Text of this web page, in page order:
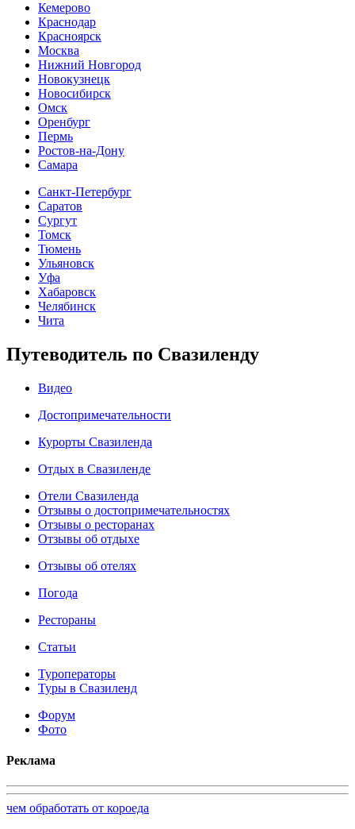
Кемерово
Краснодар
Красноярск
Москва
Нижний Новгород
Новокузнецк
Новосибирск
Омск
Оренбург
Пермь
Ростов-на-Дону
Самара
Санкт-Петербург
Саратов
Сургут
Томск
Тюмень
Ульяновск
Уфа
Хабаровск
Челябинск
Чита
Путеводитель по Свазиленду
Видео
Достопримечательности
Курорты Свазиленда
Отдых в Свазиленде
Отели Свазиленда
Отзывы о достопримечательностях
Отзывы о ресторанах
Отзывы об отдыхе
Отзывы об отелях
Погода
Рестораны
Статьи
Туроператоры
Туры в Свазиленд
Форум
Фото
Реклама
чем обработать от короеда